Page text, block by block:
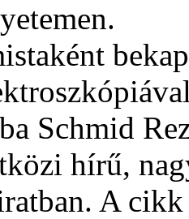
Schmid
hírű,
A